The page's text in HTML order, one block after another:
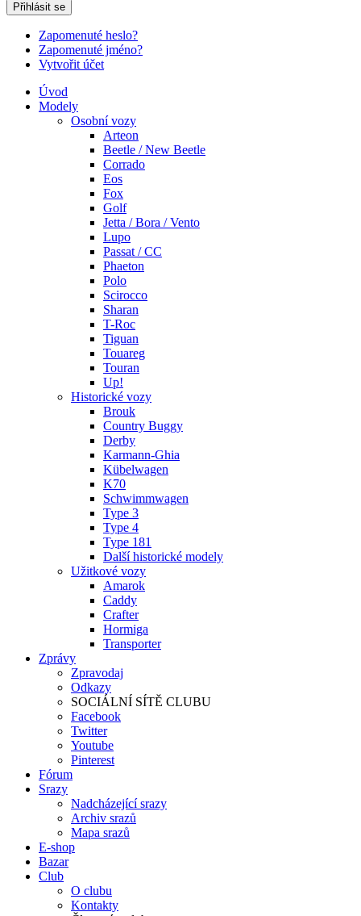
Přihlásit se
Zapomenuté heslo?
Zapomenuté jméno?
Vytvořit účet
Úvod
Modely
Osobní vozy
Arteon
Beetle / New Beetle
Corrado
Eos
Fox
Golf
Jetta / Bora / Vento
Lupo
Passat / CC
Phaeton
Polo
Scirocco
Sharan
T-Roc
Tiguan
Touareg
Touran
Up!
Historické vozy
Brouk
Country Buggy
Derby
Karmann-Ghia
Kübelwagen
K70
Schwimmwagen
Type 3
Type 4
Type 181
Další historické modely
Užitkové vozy
Amarok
Caddy
Crafter
Hormiga
Transporter
Zprávy
Zpravodaj
Odkazy
SOCIÁLNÍ SÍTĚ CLUBU
Facebook
Twitter
Youtube
Pinterest
Fórum
Srazy
Nadcházející srazy
Archiv srazů
Mapa srazů
E-shop
Bazar
Club
O clubu
Kontakty